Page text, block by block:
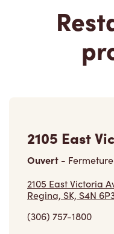
2105 East
Ouvert - Fermeture
2105 East Victoria
Regina, SK, S4N
(306) 757-1800